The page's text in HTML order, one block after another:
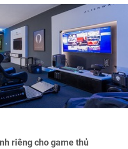
riêng cho game thủ